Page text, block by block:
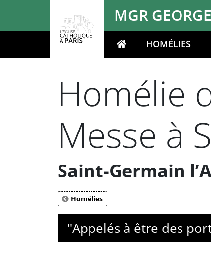
MGR
Votre rechercheHOMÉLIES
Homélie
Messe à
Saint-Germain
Homélies
"Appelés à être des